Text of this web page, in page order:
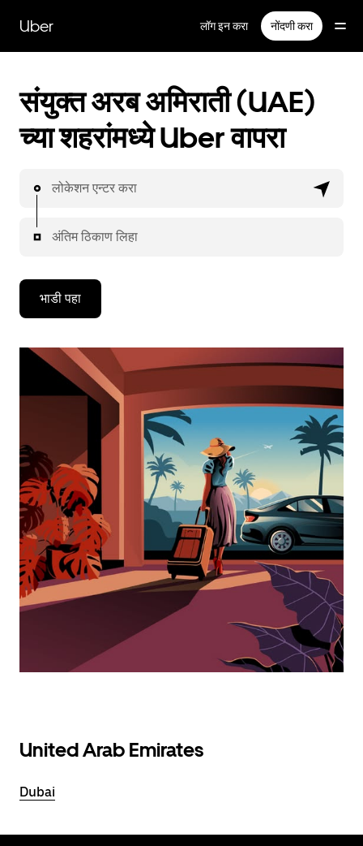
सामग्रीवरUber लॉग इन करा नोंदणी करा
संयुक्त अरब अमिराती (UAE)
च्या शहरांमध्ये Uber वापरा
लोकेशन एन्टर करा
अंतिम ठिकाण लिहा
भाडी पहा
United Arab Emirates
Dubai